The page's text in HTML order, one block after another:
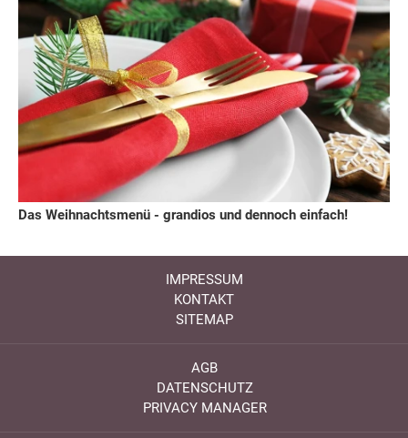
Das Weihnachtsmenü - grandios und dennoch einfach!
IMPRESSUM
KONTAKT
SITEMAP
AGB
DATENSCHUTZ
PRIVACY MANAGER